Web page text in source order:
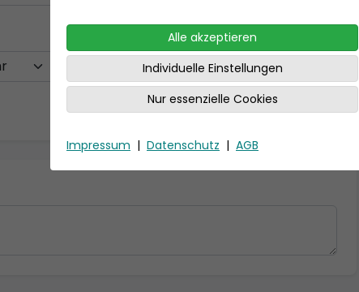
Alle akzeptieren
Individuelle Einstellungen
Nur essenzielle Cookies
Impressum | Datenschutz | AGB